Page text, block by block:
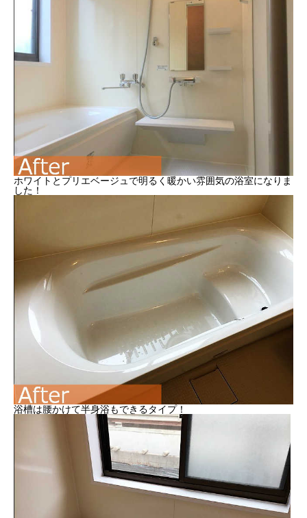
ホワイトとプリエベージュで明るく暖かい雰囲気の浴室になりま
した！
浴槽は腰かけて半身浴もできるタイプ！